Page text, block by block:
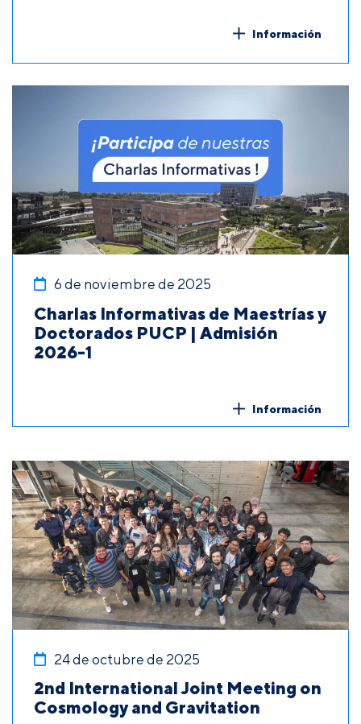
Información
6 de noviembre de 2025
Charlas Informativas de Maestrías y
Doctorados PUCP | Admisión
2026-1
Información
24 de octubre de 2025
2nd International Joint Meeting on
Cosmology and Gravitation